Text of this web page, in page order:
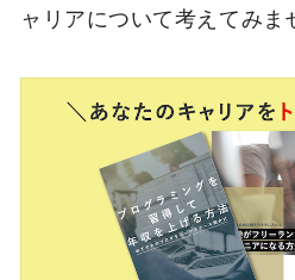
ャリアについて考えてみま